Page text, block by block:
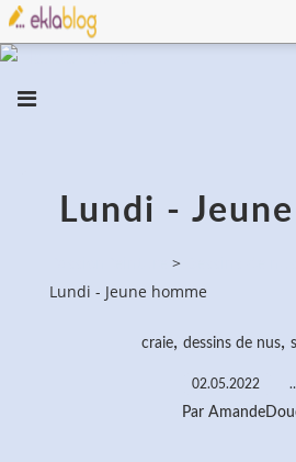
Lundi -
>
Lundi - Jeune homme
craie, dessins de nus,
02.05.2022
Par